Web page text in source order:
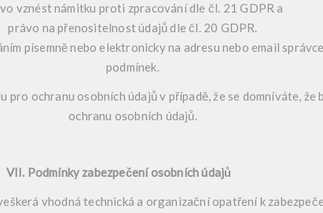
vznést námitku proti zpracování dle čl. 21 GDPR a
právo na přenositelnost údajů dle čl. 20 GDPR.
písemně nebo elektronicky na adresu nebo email
podmínek.
pro ochranu osobních údajů v případě, že se domníváte, že
ochranu osobních údajů.
VII. Podmínky zabezpečení osobních údajů
vhodná technická a organizační opatření k